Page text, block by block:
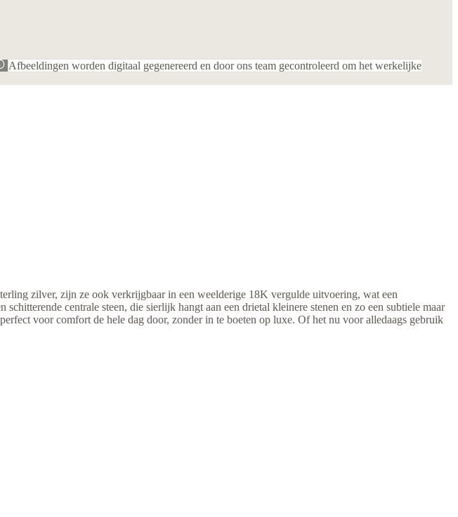
Afbeeldingen worden digitaal gegenereerd en door ons team gecontroleerd om het werkelijke
zilver, zijn ze ook verkrijgbaar in een weelderige 18K vergulde uitvoering, wat een
centrale steen, die sierlijk hangt aan een drietal kleinere stenen en zo een subtiele maar
voor comfort de hele dag door, zonder in te boeten op luxe. Of het nu voor alledaags gebruik